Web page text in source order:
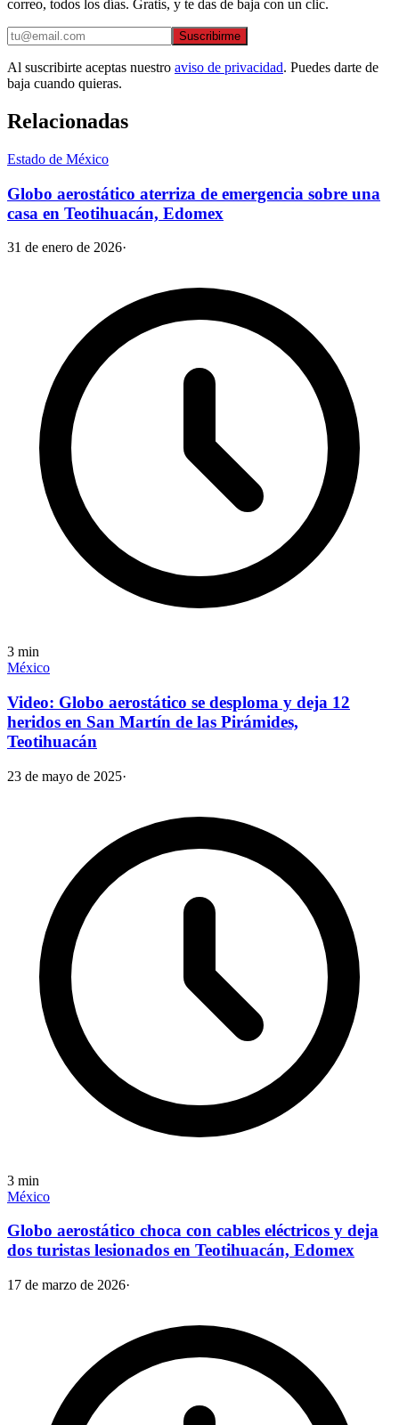
correo, todos los días. Gratis, y te das de baja con un clic.
Suscribirme
Al suscribirte aceptas nuestro aviso de privacidad. Puedes darte de
baja cuando quieras.
Relacionadas
Estado de México
Globo aerostático aterriza de emergencia sobre una
casa en Teotihuacán, Edomex
31 de enero de 2026·
3 min
México
Video: Globo aerostático se desploma y deja 12
heridos en San Martín de las Pirámides,
Teotihuacán
23 de mayo de 2025·
3 min
México
Globo aerostático choca con cables eléctricos y deja
dos turistas lesionados en Teotihuacán, Edomex
17 de marzo de 2026·